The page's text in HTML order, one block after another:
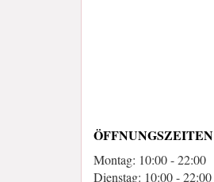
ÖFFNUNGSZEITEN
Montag: 10:00 - 22:00
Dienstag: 10:00 - 22:00